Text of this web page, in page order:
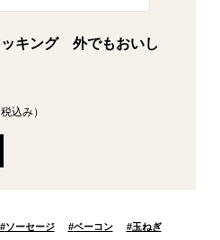
キング 外でもおいし
込み）
#ソーセージ #ベーコン #玉ねぎ